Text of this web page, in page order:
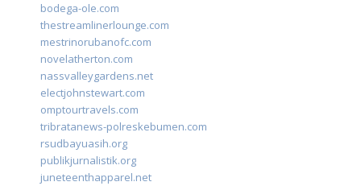
bodega-ole.com
thestreamlinerlounge.com
mestrinorubanofc.com
novelatherton.com
nassvalleygardens.net
electjohnstewart.com
omptourtravels.com
tribratanews-polreskebumen.com
rsudbayuasih.org
publikjurnalistik.org
juneteenthapparel.net